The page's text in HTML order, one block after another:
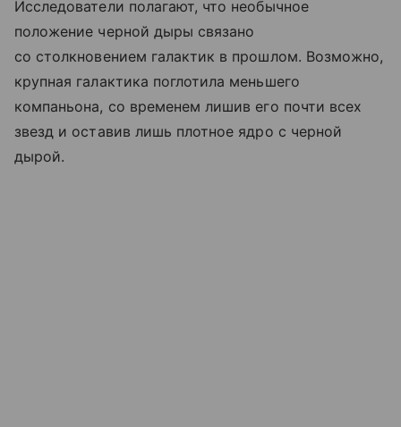
Исследователи полагают, что необычное
положение черной дыры связано
со столкновением галактик в прошлом. Возможно,
крупная галактика поглотила меньшего
компаньона, со временем лишив его почти всех
звезд и оставив лишь плотное ядро с черной
дырой.